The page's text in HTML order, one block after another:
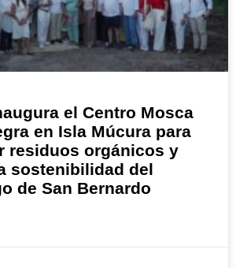
el Centro Mosca
en Isla Múcura para
residuos orgánicos y
sostenibilidad del
de San Bernardo